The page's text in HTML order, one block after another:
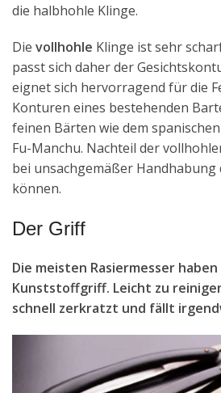
die halbhohle Klinge.
Die vollhohle Klinge ist sehr
passt sich daher der
eignet sich hervorragend für die
Konturen eines bestehenden
feinen Bärten wie dem
Fu-Manchu. Nachteil der
bei unsachgemäßer Handhabung
können.
Der Griff
Die meisten Rasiermesser
Kunststoffgriff. Leicht zu
schnell zerkratzt und fällt